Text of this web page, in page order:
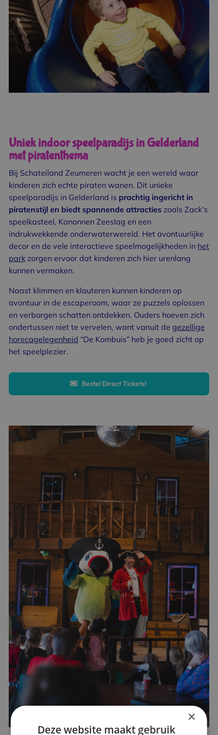
Uniek indoor speelparadijs in Gelderland
met piratenthema
Bij Schateiland Zeumeren wacht je een wereld waar
kinderen zich echte piraten wanen. Dit unieke
speelparadijs in Gelderland is prachtig ingericht in
piratenstijl en biedt spannende attractieszoals Zack’s
speelkasteel, Kanonnen Zeeslag en een
indrukwekkende onderwaterwereld. Het avontuurlijke
decor en de vele interactieve speelmogelijkheden in het
parkzorgen ervoor dat kinderen zich hier urenlang
kunnen vermaken.
Naast klimmen en klauteren kunnen kinderen op
avontuur in de escaperoom, waar ze puzzels oplossen
en verborgen schatten ontdekken. Ouders hoeven zich
ondertussen niet te vervelen, want vanuit de gezellige
horecagelegenheid “De Kombuis” heb je goed zicht op
het speelplezier.
Bestel Direct Tickets!
×
Deze website maakt gebruik